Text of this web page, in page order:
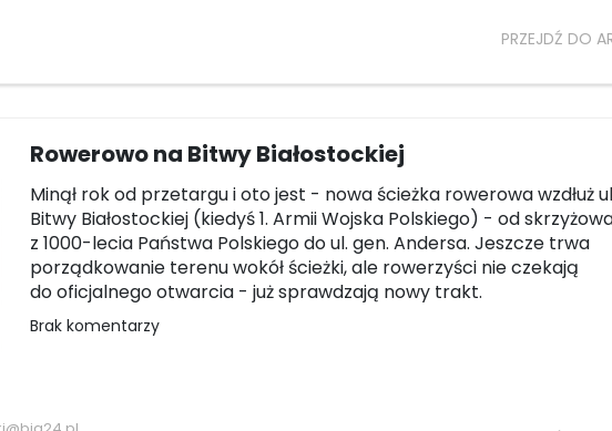
PRZEJDŹ DO
Rowerowo na Bitwy Białostockiej
Minął rok od przetargu i oto jest - nowa ścieżka rowerowa wzdłuż
Bitwy Białostockiej (kiedyś 1. Armii Wojska Polskiego) - od
z 1000-lecia Państwa Polskiego do ul. gen. Andersa. Jeszcze trwa
porządkowanie terenu wokół ścieżki, ale rowerzyści nie czekają
do oficjalnego otwarcia - już sprawdzają nowy trakt.
Brak komentarzy